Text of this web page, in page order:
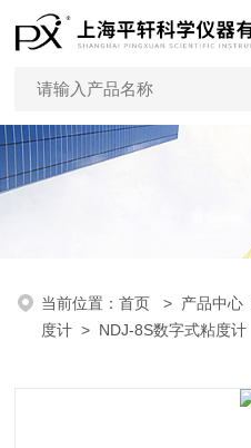
当前位置：首页 > 产品中心
度计 > NDJ-8S数字式粘度计